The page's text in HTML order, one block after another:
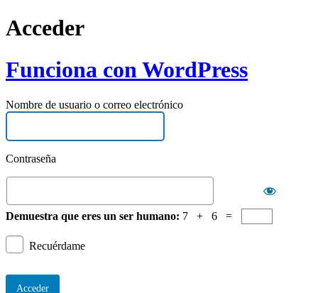
Acceder
Funciona con WordPress
Nombre de usuario o correo electrónico
Contraseña
Demuestra que eres un ser humano: 7 + 6 =
Recuérdame